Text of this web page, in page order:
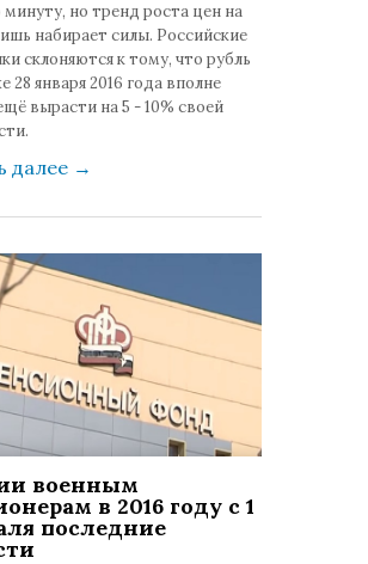
но тренд роста цен на
набирает силы. Российские
склоняются к тому, что рубль
28 января 2016 года вполне
вырасти на 5 - 10% своей
далее →
военным
в 2016 году с 1
последние